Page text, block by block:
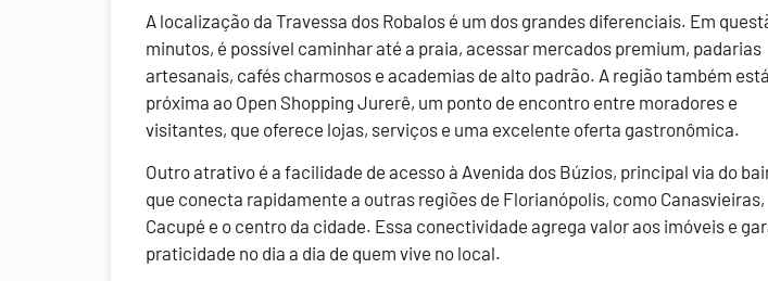
A localização da Travessa dos Robalos é um dos grandes diferenciais. Em
minutos, é possível caminhar até a praia, acessar mercados premium, padarias
artesanais, cafés charmosos e academias de alto padrão. A região também está
próxima ao Open Shopping Jurerê, um ponto de encontro entre moradores e
visitantes, que oferece lojas, serviços e uma excelente oferta gastronômica.
Outro atrativo é a facilidade de acesso à Avenida dos Búzios, principal via do
que conecta rapidamente a outras regiões de Florianópolis, como Canasvieiras,
Cacupé e o centro da cidade. Essa conectividade agrega valor aos imóveis e
praticidade no dia a dia de quem vive no local.